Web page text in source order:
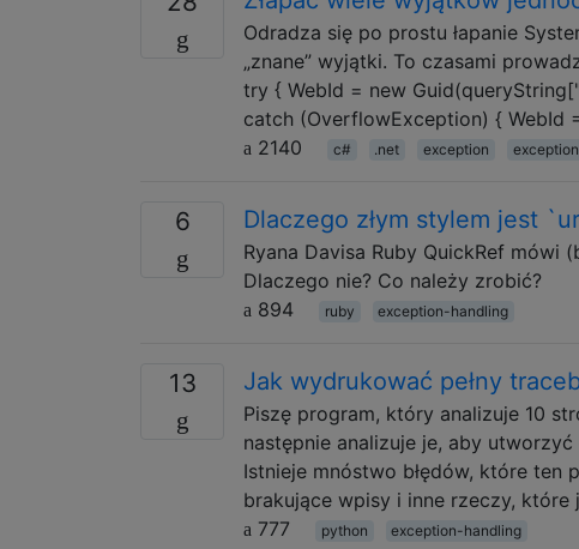
Odradza się po prostu łapanie
„znane” wyjątki. To czasami
try { WebId = new
catch (OverflowException) { WebId
2140
c# .net exception
6 Dlaczego złym stylem jest
Ryana Davisa Ruby QuickRef mówi
Dlaczego nie? Co należy zrobić?
894
ruby exception-handling
13 Jak wydrukować pełny
Piszę program, który analizuje 10
następnie analizuje je, aby
Istnieje mnóstwo błędów, które ten
brakujące wpisy i inne rzeczy, które
777
python exception-handling